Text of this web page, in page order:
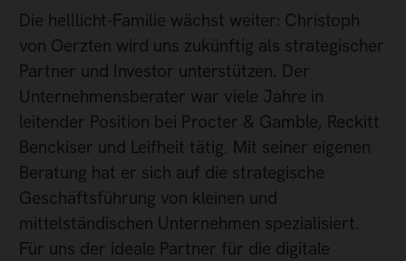
Die helllicht-Familie wächst weiter: Christoph
von Oerzten wird uns zukünftig als strategischer
Partner und Investor unterstützen. Der
Unternehmensberater war viele Jahre in
leitender Position bei Procter & Gamble, Reckitt
Benckiser und Leifheit tätig. Mit seiner eigenen
Beratung hat er sich auf die strategische
Geschäftsführung von kleinen und
mittelständischen Unternehmen spezialisiert.
Für uns der ideale Partner für die digitale